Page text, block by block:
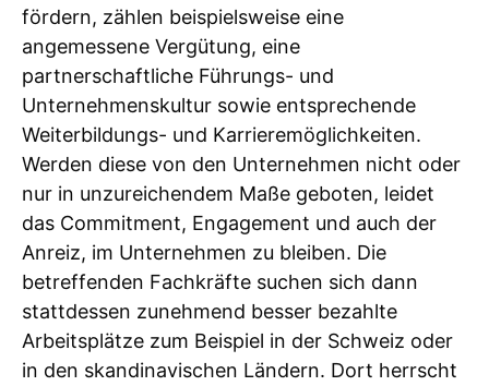
fördern, zählen beispielsweise eine
angemessene Vergütung, eine
partnerschaftliche Führungs- und
Unternehmenskultur sowie entsprechende
Weiterbildungs- und Karrieremöglichkeiten.
Werden diese von den Unternehmen nicht oder
nur in unzureichendem Maße geboten, leidet
das Commitment, Engagement und auch der
Anreiz, im Unternehmen zu bleiben. Die
betreffenden Fachkräfte suchen sich dann
stattdessen zunehmend besser bezahlte
Arbeitsplätze zum Beispiel in der Schweiz oder
in den skandinavischen Ländern. Dort herrscht